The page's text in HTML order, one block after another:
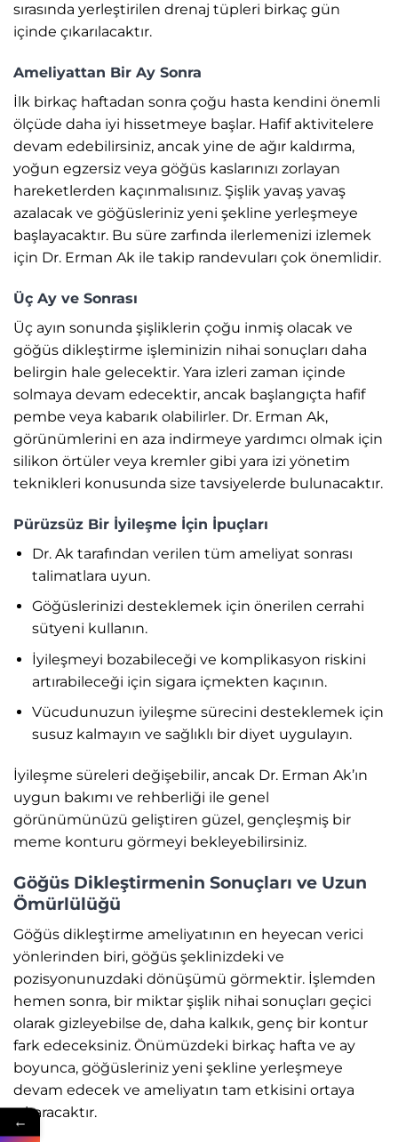
sırasında yerleştirilen drenaj tüpleri birkaç gün
içinde çıkarılacaktır.
Ameliyattan Bir Ay Sonra
İlk birkaç haftadan sonra çoğu hasta kendini önemli
ölçüde daha iyi hissetmeye başlar. Hafif aktivitelere
devam edebilirsiniz, ancak yine de ağır kaldırma,
yoğun egzersiz veya göğüs kaslarınızı zorlayan
hareketlerden kaçınmalısınız. Şişlik yavaş yavaş
azalacak ve göğüsleriniz yeni şekline yerleşmeye
başlayacaktır. Bu süre zarfında ilerlemenizi izlemek
için Dr. Erman Ak ile takip randevuları çok önemlidir.
Üç Ay ve Sonrası
Üç ayın sonunda şişliklerin çoğu inmiş olacak ve
göğüs dikleştirme işleminizin nihai sonuçları daha
belirgin hale gelecektir. Yara izleri zaman içinde
solmaya devam edecektir, ancak başlangıçta hafif
pembe veya kabarık olabilirler. Dr. Erman Ak,
görünümlerini en aza indirmeye yardımcı olmak için
silikon örtüler veya kremler gibi yara izi yönetim
teknikleri konusunda size tavsiyelerde bulunacaktır.
Pürüzsüz Bir İyileşme İçin İpuçları
Dr. Ak tarafından verilen tüm ameliyat sonrası
talimatlara uyun.
Göğüslerinizi desteklemek için önerilen cerrahi
sütyeni kullanın.
İyileşmeyi bozabileceği ve komplikasyon riskini
artırabileceği için sigara içmekten kaçının.
Vücudunuzun iyileşme sürecini desteklemek için
susuz kalmayın ve sağlıklı bir diyet uygulayın.
İyileşme süreleri değişebilir, ancak Dr. Erman Ak’ın
uygun bakımı ve rehberliği ile genel
görünümünüzü geliştiren güzel, gençleşmiş bir
meme konturu görmeyi bekleyebilirsiniz.
Göğüs Dikleştirmenin Sonuçları ve Uzun
Ömürlülüğü
Göğüs dikleştirme ameliyatının en heyecan verici
yönlerinden biri, göğüs şeklinizdeki ve
pozisyonunuzdaki dönüşümü görmektir. İşlemden
hemen sonra, bir miktar şişlik nihai sonuçları geçici
olarak gizleyebilse de, daha kalkık, genç bir kontur
fark edeceksiniz. Önümüzdeki birkaç hafta ve ay
boyunca, göğüsleriniz yeni şekline yerleşmeye
devam edecek ve ameliyatın tam etkisini ortaya
çıkaracaktır.
←